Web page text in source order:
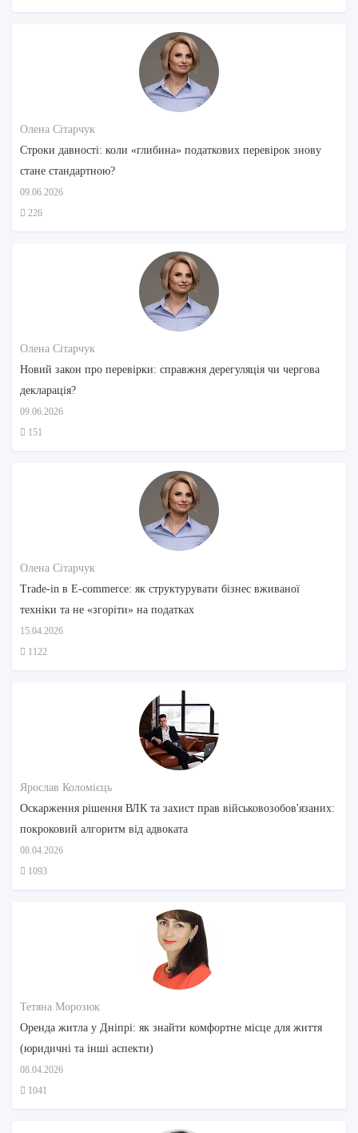
Олена Сітарчук
Строки давності: коли «глибина» податкових перевірок знову
стане стандартною?
09.06.2026
226
Олена Сітарчук
Новий закон про перевірки: справжня дерегуляція чи чергова
декларація?
09.06.2026
151
Олена Сітарчук
Trade-in в E-commerce: як структурувати бізнес вживаної
техніки та не «згоріти» на податках
15.04.2026
1122
Ярослав Коломієць
Оскарження рішення ВЛК та захист прав військовозобов'язаних:
покроковий алгоритм від адвоката
08.04.2026
1093
Тетяна Морозюк
Оренда житла у Дніпрі: як знайти комфортне місце для життя
(юридичні та інші аспекти)
08.04.2026
1041